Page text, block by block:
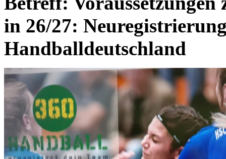
in 26/27:
Handballdeutschland